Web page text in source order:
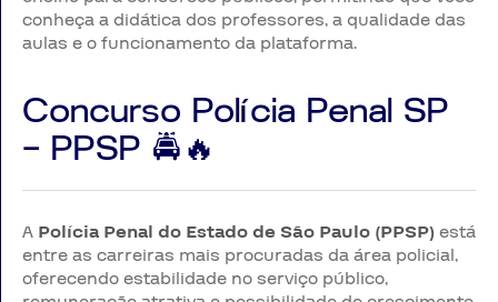
conheça a didática dos professores, a qualidade das
aulas e o funcionamento da plataforma.
Concurso Polícia Penal SP
– PPSP 🚔🔥
A Polícia Penal do Estado de São Paulo (PPSP) está
entre as carreiras mais procuradas da área policial,
oferecendo estabilidade no serviço público,